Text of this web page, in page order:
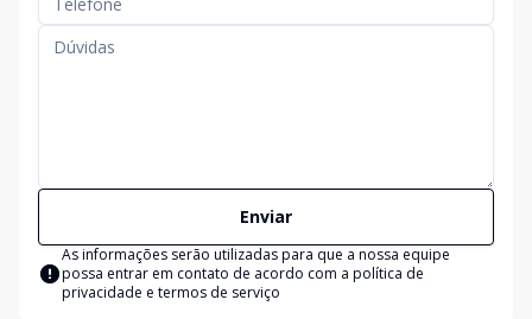
Enviar
As informações serão utilizadas para que a nossa equipe
possa entrar em contato de acordo com a política de
privacidade e termos de serviço